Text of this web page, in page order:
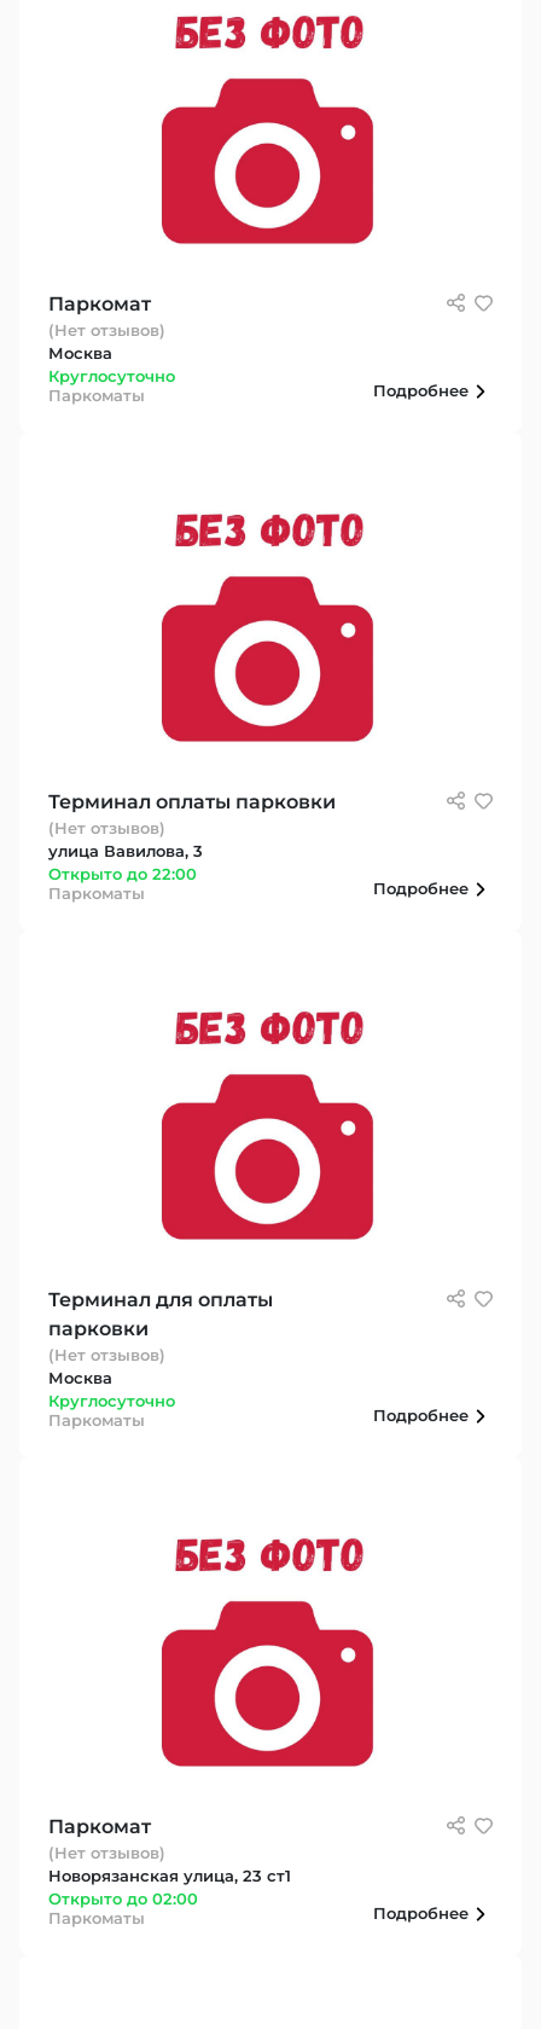
Паркомат
(Нет отзывов)
Москва
Круглосуточно
Паркоматы
Подробнее
Терминал оплаты парковки
(Нет отзывов)
улица Вавилова, 3
Открыто до 22:00
Паркоматы
Подробнее
Терминал для оплаты
парковки
(Нет отзывов)
Москва
Круглосуточно
Паркоматы
Подробнее
Паркомат
(Нет отзывов)
Новорязанская улица, 23 ст1
Открыто до 02:00
Паркоматы
Подробнее